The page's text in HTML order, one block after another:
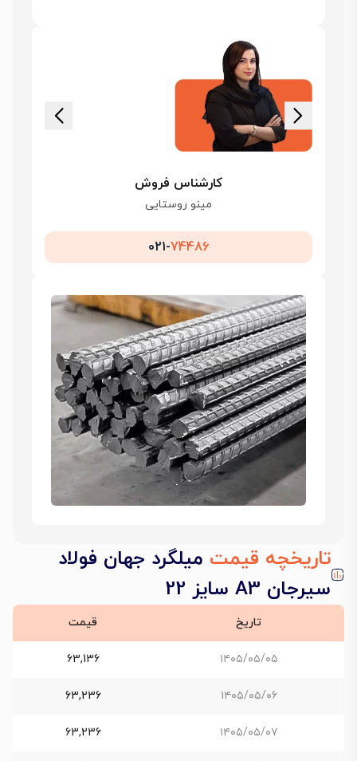
کارشناس فروش
مینو روستایی
021-74486
تاریخچه قیمت میلگرد جهان فولاد
سیرجان A3 سایز 22
تاریخ قیمت
۱۴۰۵/۰۵/۰۵ 63,136
۱۴۰۵/۰۵/۰۶ 63,236
۱۴۰۵/۰۵/۰۷ 63,236